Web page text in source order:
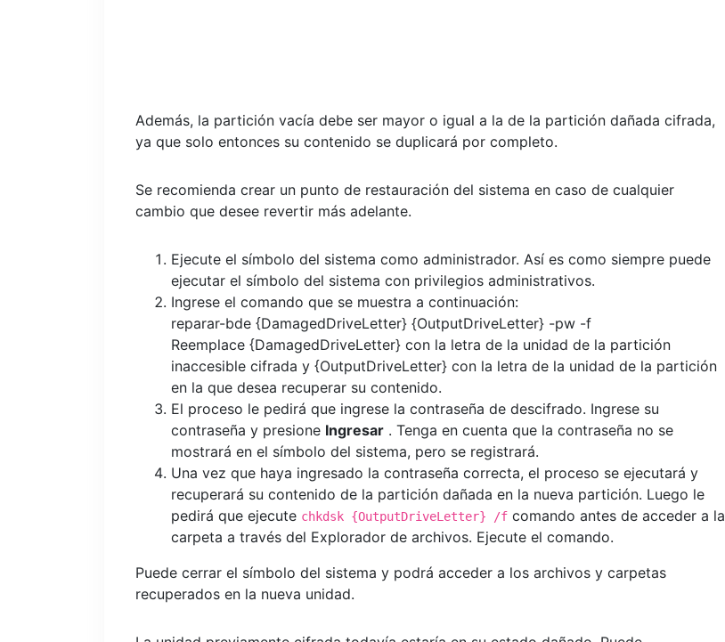
Además, la partición vacía debe ser mayor o igual a la de la partición dañada cifrada,
ya que solo entonces su contenido se duplicará por completo.
Se recomienda crear un punto de restauración del sistema en caso de cualquier
cambio que desee revertir más adelante.
Ejecute el símbolo del sistema como administrador. Así es como siempre puede
ejecutar el símbolo del sistema con privilegios administrativos.
Ingrese el comando que se muestra a continuación:
reparar-bde {DamagedDriveLetter} {OutputDriveLetter} -pw -f
Reemplace {DamagedDriveLetter} con la letra de la unidad de la partición
inaccesible cifrada y {OutputDriveLetter} con la letra de la unidad de la partición
en la que desea recuperar su contenido.
El proceso le pedirá que ingrese la contraseña de descifrado. Ingrese su
contraseña y presione Ingresar . Tenga en cuenta que la contraseña no se
mostrará en el símbolo del sistema, pero se registrará.
Una vez que haya ingresado la contraseña correcta, el proceso se ejecutará y
recuperará su contenido de la partición dañada en la nueva partición. Luego le
pedirá que ejecute chkdsk {OutputDriveLetter} /f comando antes de acceder a la
carpeta a través del Explorador de archivos. Ejecute el comando.
Puede cerrar el símbolo del sistema y podrá acceder a los archivos y carpetas
recuperados en la nueva unidad.